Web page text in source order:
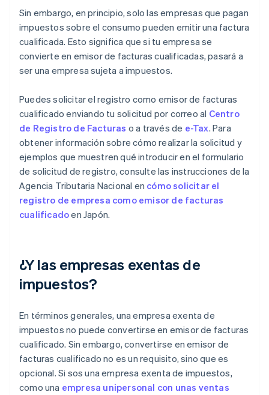
Sin embargo, en principio, solo las empresas que pagan
impuestos sobre el consumo pueden emitir una factura
cualificada. Esto significa que si tu empresa se
convierte en emisor de facturas cualificadas, pasará a
ser una empresa sujeta a impuestos.
Puedes solicitar el registro como emisor de facturas
cualificado enviando tu solicitud por correo al Centro
de Registro de Facturas o a través de e-Tax. Para
obtener información sobre cómo realizar la solicitud y
ejemplos que muestren qué introducir en el formulario
de solicitud de registro, consulte las instrucciones de la
Agencia Tributaria Nacional en cómo solicitar el
registro de empresa como emisor de facturas
cualificadoen Japón.
¿Y las empresas exentas de
impuestos?
En términos generales, una empresa exenta de
impuestos no puede convertirse en emisor de facturas
cualificado. Sin embargo, convertirse en emisor de
facturas cualificado no es un requisito, sino que es
opcional. Si sos una empresa exenta de impuestos,
como una empresa unipersonal con unas ventas